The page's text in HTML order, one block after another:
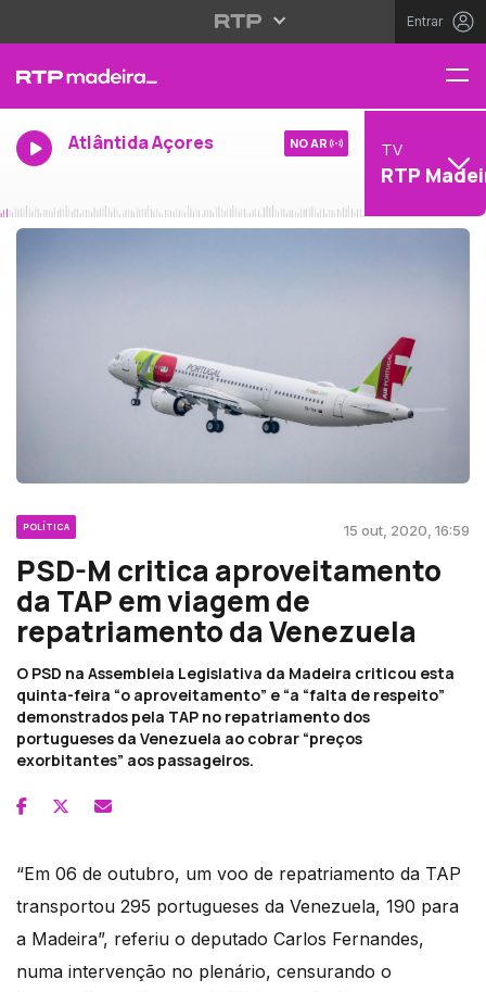
Entrar
Atlântida Açores NO AR TV
RTP
POLÍTICA 15 out, 2020, 16:59
PSD-M critica aproveitamento
da TAP em viagem de
repatriamento da Venezuela
O PSD na Assembleia Legislativa da Madeira criticou esta
quinta-feira “o aproveitamento” e “a “falta de respeito”
demonstrados pela TAP no repatriamento dos
portugueses da Venezuela ao cobrar “preços
exorbitantes” aos passageiros.
“Em 06 de outubro, um voo de repatriamento da TAP
transportou 295 portugueses da Venezuela, 190 para
a Madeira”, referiu o deputado Carlos Fernandes,
numa intervenção no plenário, censurando o